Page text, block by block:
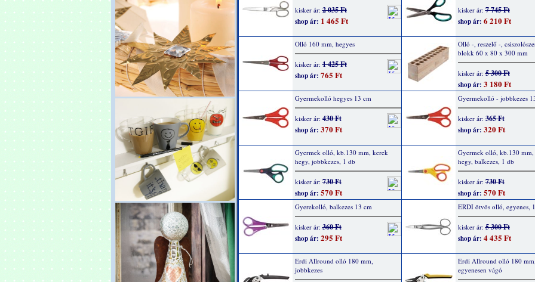
kisker ár:2 035 Ft
shop ár: 1 465 Ft
kisker ár:7 745 Ft
shop ár: 6 210 Ft
Olló 160 mm, hegyes
kisker ár:1 425 Ft
shop ár: 765 Ft
Olló -, reszelő -,
blokk 60 x 80 x 300 mm
kisker ár:5 300 Ft
shop ár: 3 180 Ft
Gyermekolló hegyes 13 cm
kisker ár:430 Ft
shop ár: 370 Ft
Gyermekolló - jobbkezes
kisker ár:365 Ft
shop ár: 320 Ft
Gyermek olló, kb.130 mm, kerek
hegy, jobbkezes, 1 db
kisker ár:730 Ft
shop ár: 570 Ft
Gyermek olló, kb.130 mm,
hegy, balkezes, 1 db
kisker ár:730 Ft
shop ár: 570 Ft
Gyerekolló, balkezes 13 cm
kisker ár:360 Ft
shop ár: 295 Ft
ERDI ötvös olló, egyenes,
kisker ár:5 300 Ft
shop ár: 4 435 Ft
Erdi Allround olló 180 mm,
jobbkezes
Erdi Allround olló 180
egyenesen vágó